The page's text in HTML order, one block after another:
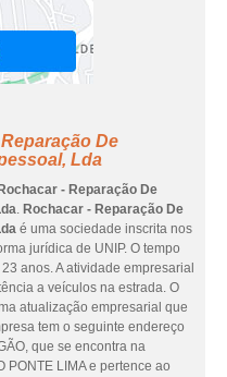
De
Lda
Rochacar - Reparação De
. Rochacar - Reparação De
é uma sociedade inscrita nos
jurídica de UNIP. O tempo
anos. A atividade empresarial
a veículos na estrada. O
atualização empresarial que
tem o seguinte endereço
que se encontra na
PONTE LIMA e pertence ao